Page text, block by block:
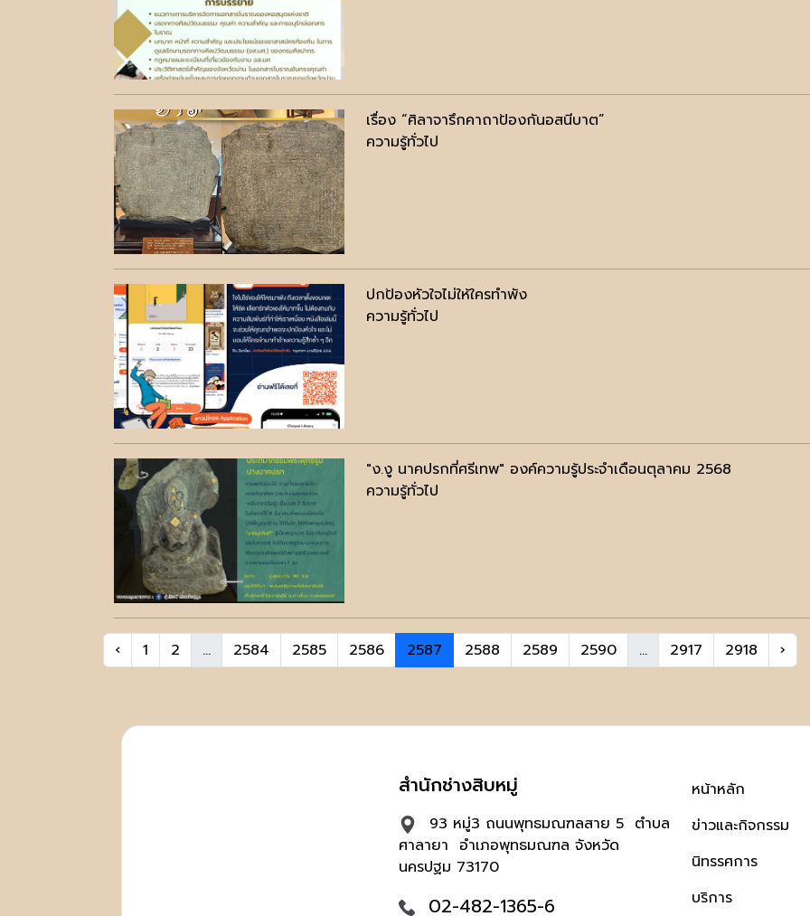
เรื่อง “ศิลาจารึกคาถาป้องกันอสนีบาต”
ความรู้ทั่วไป
ปกป้องหัวใจไม่ให้ใครทำพัง
ความรู้ทั่วไป
"ง.งู นาคปรกที่ศรีเทพ" องค์ความรู้ประจำเดือนตุลาคม 2568
ความรู้ทั่วไป
‹ 1 2 ... 2584 2585 2586 2587 2588 2589 2590 ... 2917 2918 ›
สำนักช่างสิบหมู่
93 หมู่3 ถนนพุทธมณฑลสาย 5 ตำบล
ศาลายา อำเภอพุทธมณฑล จังหวัด
นครปฐม 73170
02-482-1365-6
หน้าหลัก
ข่าวและกิจกรรม
นิทรรศการ
บริการ